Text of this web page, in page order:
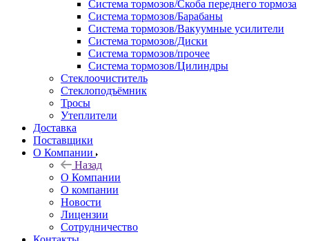
Система тормозов/Скоба переднего тормоза
Система тормозов/Барабаны
Система тормозов/Вакуумные усилители
Система тормозов/Диски
Система тормозов/прочее
Система тормозов/Цилиндры
Стеклоочиститель
Стеклоподъёмник
Тросы
Утеплители
Доставка
Поставщики
О Компании
Назад
О Компании
О компании
Новости
Лицензии
Сотрудничество